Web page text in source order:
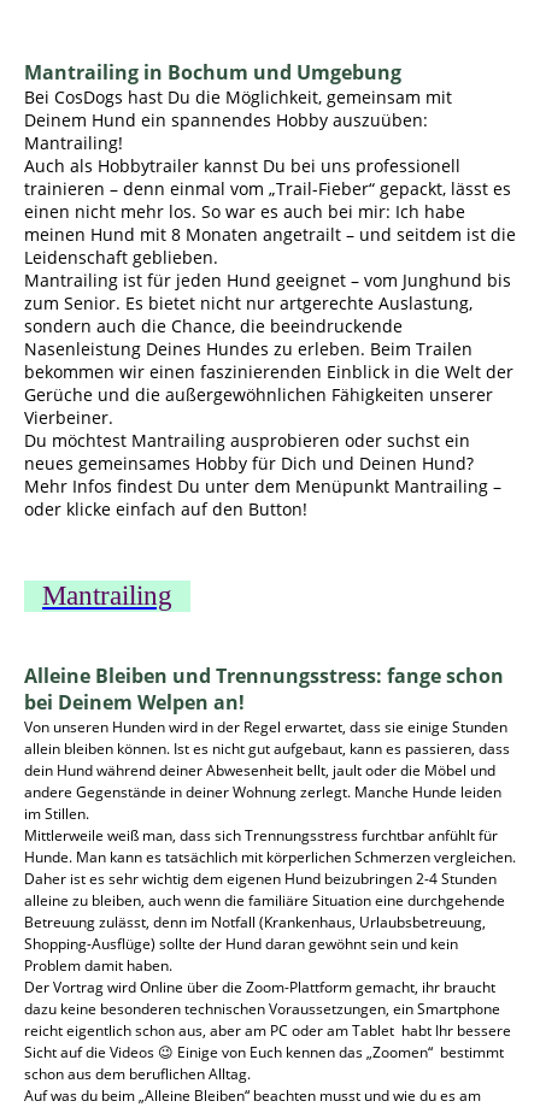
Mantrailing in Bochum und Umgebung
Bei CosDogs hast Du die Möglichkeit, gemeinsam mit
Deinem Hund ein spannendes Hobby auszuüben:
Mantrailing!
Auch als Hobbytrailer kannst Du bei uns professionell
trainieren – denn einmal vom „Trail-Fieber“ gepackt, lässt es
einen nicht mehr los. So war es auch bei mir: Ich habe
meinen Hund mit 8 Monaten angetrailt – und seitdem ist die
Leidenschaft geblieben.
Mantrailing ist für jeden Hund geeignet – vom Junghund bis
zum Senior. Es bietet nicht nur artgerechte Auslastung,
sondern auch die Chance, die beeindruckende
Nasenleistung Deines Hundes zu erleben. Beim Trailen
bekommen wir einen faszinierenden Einblick in die Welt der
Gerüche und die außergewöhnlichen Fähigkeiten unserer
Vierbeiner.
Du möchtest Mantrailing ausprobieren oder suchst ein
neues gemeinsames Hobby für Dich und Deinen Hund?
Mehr Infos findest Du unter dem Menüpunkt Mantrailing –
oder klicke einfach auf den Button!
Mantrailing
Alleine Bleiben und Trennungsstress: fange schon
bei Deinem Welpen an!
Von unseren Hunden wird in der Regel erwartet, dass sie einige Stunden
allein bleiben können. Ist es nicht gut aufgebaut, kann es passieren, dass
dein Hund während deiner Abwesenheit bellt, jault oder die Möbel und
andere Gegenstände in deiner Wohnung zerlegt. Manche Hunde leiden
im Stillen.
Mittlerweile weiß man, dass sich Trennungsstress furchtbar anfühlt für
Hunde. Man kann es tatsächlich mit körperlichen Schmerzen vergleichen.
Daher ist es sehr wichtig dem eigenen Hund beizubringen 2-4 Stunden
alleine zu bleiben, auch wenn die familiäre Situation eine durchgehende
Betreuung zulässt, denn im Notfall (Krankenhaus, Urlaubsbetreuung,
Shopping-Ausflüge) sollte der Hund daran gewöhnt sein und kein
Problem damit haben.
Der Vortrag wird Online über die Zoom-Plattform gemacht, ihr braucht
dazu keine besonderen technischen Voraussetzungen, ein Smartphone
reicht eigentlich schon aus, aber am PC oder am Tablet habt Ihr bessere
Sicht auf die Videos 😉 Einige von Euch kennen das „Zoomen“ bestimmt
schon aus dem beruflichen Alltag.
Auf was du beim „Alleine Bleiben“ beachten musst und wie du es am